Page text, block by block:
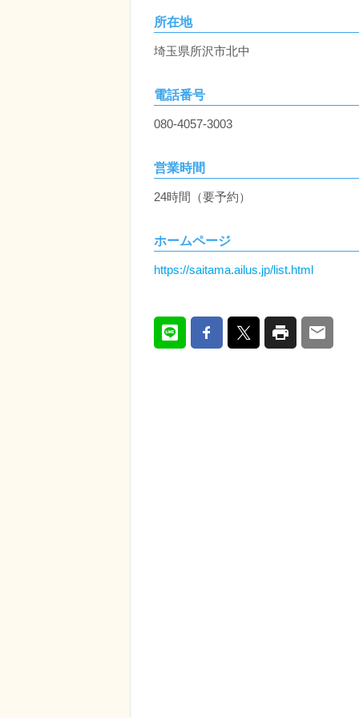
所在地
埼玉県所沢市北中
電話番号
080-4057-3003
営業時間
24時間（要予約）
ホームページ
https://saitama.ailus.jp/list.html